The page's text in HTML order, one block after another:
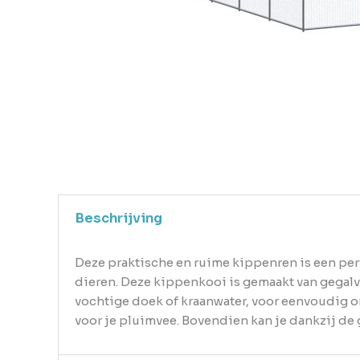
Beschrijving
Deze praktische en ruime kippenren is een
dieren. Deze kippenkooi is gemaakt van
vochtige doek of kraanwater, voor eenvoudig
voor je pluimvee. Bovendien kan je dankzij